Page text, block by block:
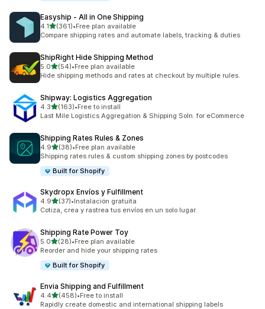
Easyship ‑ All in One Shipping
4.1별 5개 중
(361)
총 리뷰 361개
•Free plan available
Compare shipping rates and automate labels, tracking & duties
ShipRight Hide Shipping Method
5.0별 5개 중
(54)
총 리뷰 54개
•Free plan available
Hide shipping methods and rates at checkout by multiple rules.
Shipway: Logistics Aggregation
4.3별 5개 중
(163)
총 리뷰 163개
•Free to install
Last Mile Logistics Aggregation & Shipping Soln. for eCommerce
Shipping Rates Rules & Zones
4.9별 5개 중
(38)
총 리뷰 38개
•Free plan available
Shipping rates rules & custom shipping zones by postcodes
Built for Shopify
Skydropx Envíos y Fulfillment
4.9별 5개 중
(37)
총 리뷰 37개
•Instalación gratuita
Cotiza, crea y rastrea tus envíos en un solo lugar.
Shipping Rate Power Toy
5.0별 5개 중
(28)
총 리뷰 28개
•Free plan available
Reorder and hide your shipping rates
Built for Shopify
Envia Shipping and Fulfillment
4.4별 5개 중
(458)
총 리뷰 458개
•Free to install
Rapidly create domestic and international shipping labels